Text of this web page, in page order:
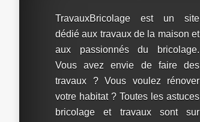
TravauxBricolage est un site
dédié aux travaux de la maison et
aux passionnés du bricolage.
Vous avez envie de faire des
travaux ? Vous voulez rénover
votre habitat ? Toutes les astuces
bricolage et travaux sont sur